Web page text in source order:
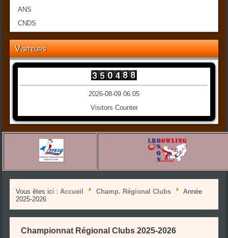
ANS
CNDS
Visiteurs
2026-08-09 06:05
Visitors Counter
Vous êtes ici :Accueil Champ. Régional Clubs
Année
2025-2026
Championnat Régional Clubs 2025-2026